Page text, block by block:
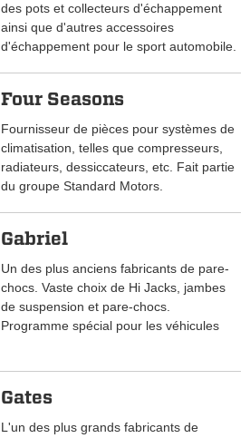
des pots et collecteurs d'échappement
ainsi que d'autres accessoires
d'échappement pour le sport automobile.
Four Seasons
Fournisseur de pièces pour systèmes de
climatisation, telles que compresseurs,
radiateurs, dessiccateurs, etc. Fait partie
du groupe Standard Motors.
Gabriel
Un des plus anciens fabricants de pare-
chocs. Vaste choix de Hi Jacks, jambes
de suspension et pare-chocs.
Programme spécial pour les véhicules
Gates
L'un des plus grands fabricants de